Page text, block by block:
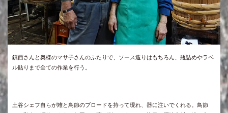
鎮西さんと奥様のマサ子さんのふたりで、ソース造りはもちろん、瓶詰めやラベ
ル貼りまで全ての作業を行う。
土谷シェフ自らが雉と鳥節のブロードを持って現れ、器に注いでくれる。鳥節